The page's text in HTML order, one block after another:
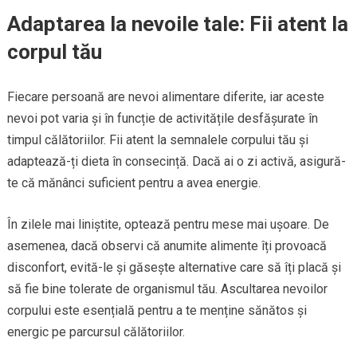
Adaptarea la nevoile tale: Fii atent la
corpul tău
Fiecare persoană are nevoi alimentare diferite, iar aceste
nevoi pot varia și în funcție de activitățile desfășurate în
timpul călătoriilor. Fii atent la semnalele corpului tău și
adaptează-ți dieta în consecință. Dacă ai o zi activă, asigură-
te că mănânci suficient pentru a avea energie.
În zilele mai liniștite, optează pentru mese mai ușoare. De
asemenea, dacă observi că anumite alimente îți provoacă
disconfort, evită-le și găsește alternative care să îți placă și
să fie bine tolerate de organismul tău. Ascultarea nevoilor
corpului este esențială pentru a te menține sănătos și
energic pe parcursul călătoriilor.